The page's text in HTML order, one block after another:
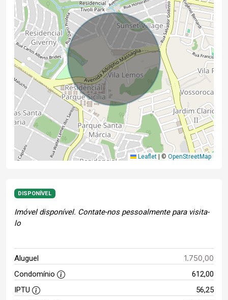
Leaflet | © OpenStreetMap
DISPONÍVEL
Imóvel disponível. Contate-nos pessoalmente para visita-
lo
Aluguel 1.750,00
Condomínio
612,00
IPTU
56,25